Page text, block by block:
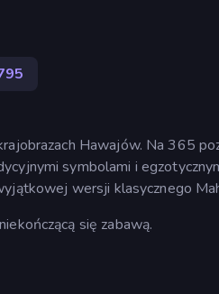
Hawajów. Na 365
symbolami i
wersji klasycznego
się zabawą.